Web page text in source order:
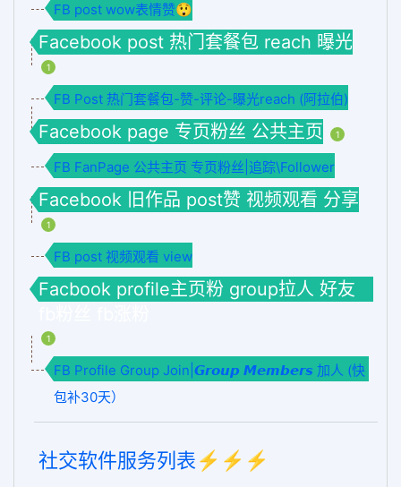
FB post wow表情赞😲
Facebook post 热门套餐包 reach 曝光
1
FB Post 热门套餐包-赞-评论-曝光reach (阿拉伯)
Facebook page 专页粉丝 公共主页 1
FB FanPage 公共主页 专页粉丝|追踪\Follower
Facebook 旧作品 post赞 视频观看 分享
1
FB post 视频观看 view
Facbook profile主页粉 group拉人 好友
1
FB Profile Group Join|𝙂𝙧𝙤𝙪𝙥 𝙈𝙚𝙢𝙗𝙚𝙧𝙨 加人 (快
包补30天）
社交软件服务列表⚡️⚡️⚡️